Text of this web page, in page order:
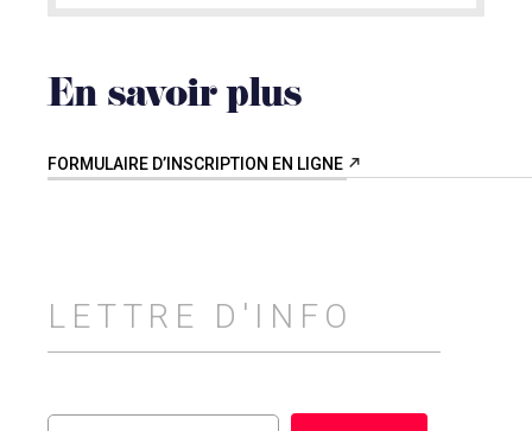
En savoir plus
FORMULAIRE D’INSCRIPTION EN LIGNE
LETTRE D'INFO